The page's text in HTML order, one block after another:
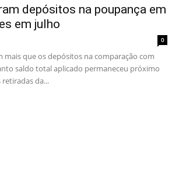
depósitos na poupança em
em julho
0
mais que os depósitos na comparação com
saldo total aplicado permaneceu próximo
retiradas da...